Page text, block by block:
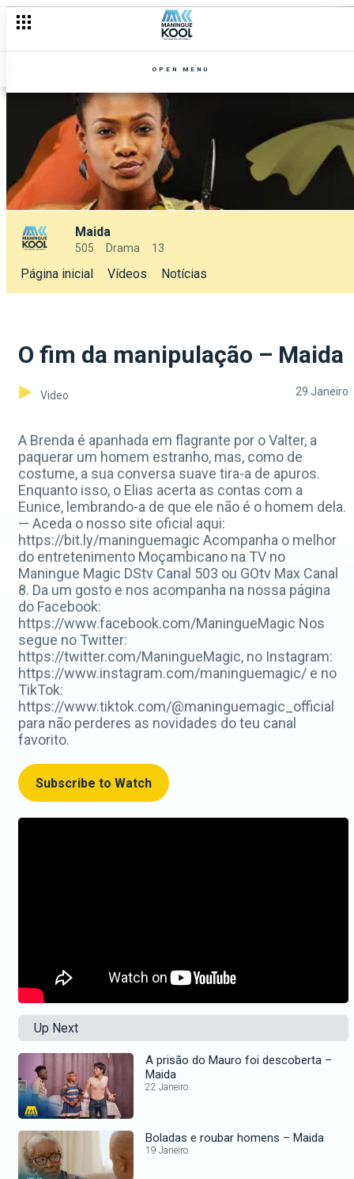
OPEN MENU
Maida
505 Drama 13
Página inicial Vídeos Notícias
O fim da manipulação – Maida
Video 29 Janeiro
A Brenda é apanhada em flagrante por o Valter, a
paquerar um homem estranho, mas, como de
costume, a sua conversa suave tira-a de apuros.
Enquanto isso, o Elias acerta as contas com a
Eunice, lembrando-a de que ele não é o homem dela.
— Aceda o nosso site oficial aqui:
https://bit.ly/maninguemagic Acompanha o melhor
do entretenimento Moçambicano na TV no
Maningue Magic DStv Canal 503 ou GOtv Max Canal
8. Da um gosto e nos acompanha na nossa página
do Facebook:
https://www.facebook.com/ManingueMagic Nos
segue no Twitter:
https://twitter.com/ManingueMagic, no Instagram:
https://www.instagram.com/maninguemagic/ e no
TikTok:
https://www.tiktok.com/@maninguemagic_official
para não perderes as novidades do teu canal
favorito.
Subscribe to Watch
Up Next
A prisão do Mauro foi descoberta –
Maida
22 Janeiro
Boladas e roubar homens – Maida
19 Janeiro